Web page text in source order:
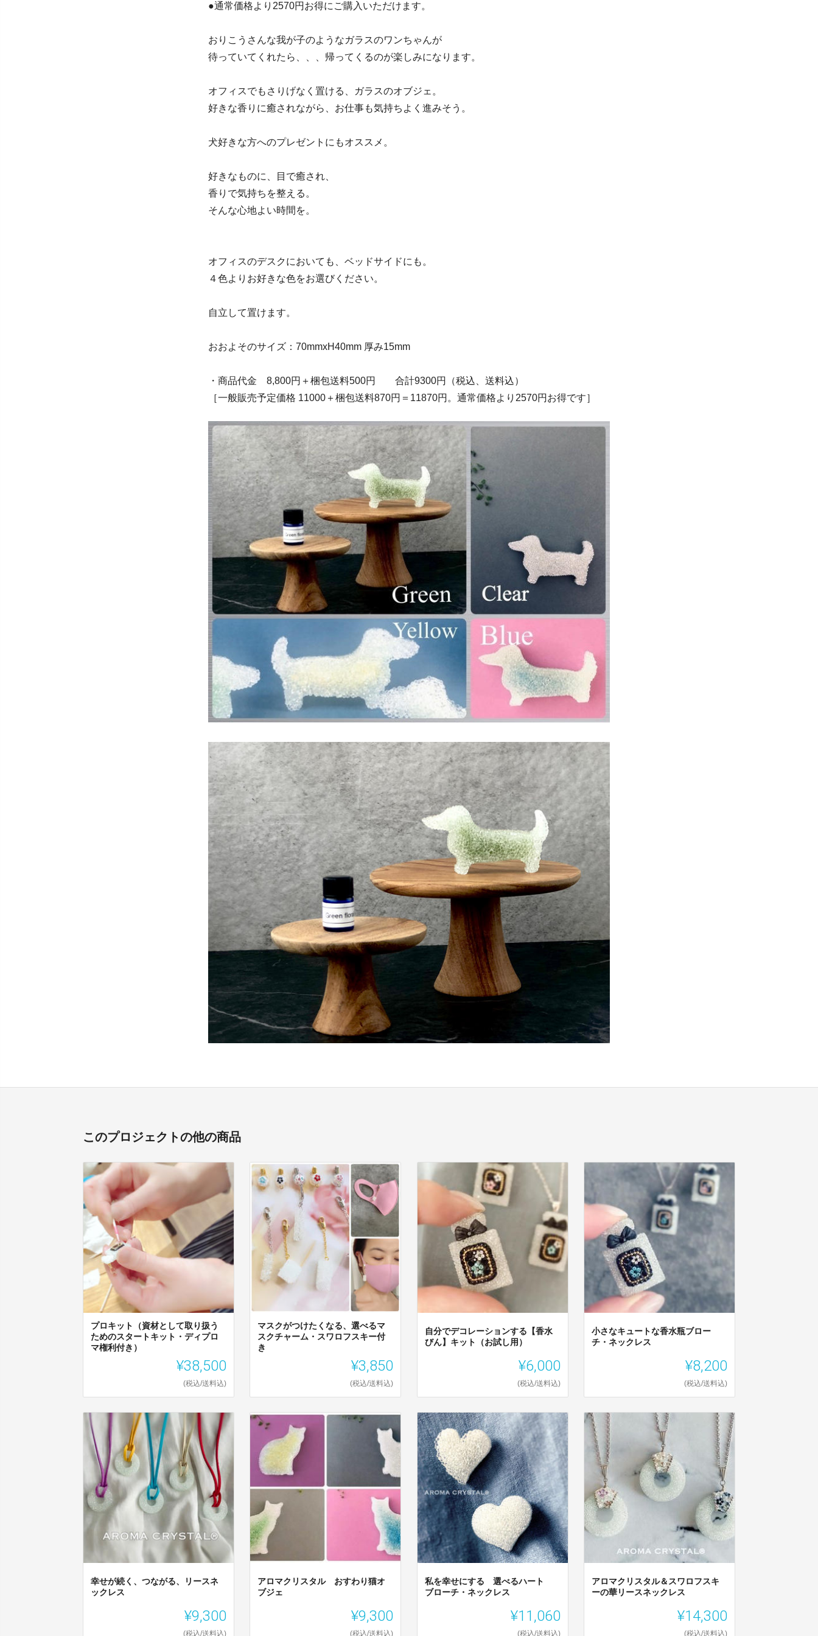
●通常価格より2570円お得にご購入いただけます。
おりこうさんな我が子のようなガラスのワンちゃんが
待っていてくれたら、、、帰ってくるのが楽しみになります。
オフィスでもさりげなく置ける、ガラスのオブジェ。
好きな香りに癒されながら、お仕事も気持ちよく進みそう。
犬好きな方へのプレゼントにもオススメ。
好きなものに、目で癒され、
香りで気持ちを整える。
そんな心地よい時間を。
オフィスのデスクにおいても、ベッドサイドにも。
４色よりお好きな色をお選びください。
自立して置けます。
おおよそのサイズ：70mmxH40mm 厚み15mm
・商品代金 8,800円＋梱包送料500円 合計9300円（税込、送料込）
［一般販売予定価格 11000＋梱包送料870円＝11870円。通常価格より2570円お得です］
このプロジェクトの他の商品
プロキット（資材として取り扱う
ためのスタートキット・ディプロ
マ権利付き）
¥38,500
(税込/送料込)
マスクがつけたくなる、選べるマ
スクチャーム・スワロフスキー付
き
¥3,850
(税込/送料込)
自分でデコレーションする【香水
びん】キット（お試し用）
¥6,000
(税込/送料込)
小さなキュートな香水瓶ブロー
チ・ネックレス
¥8,200
(税込/送料込)
幸せが続く、つながる、リースネ
ックレス
¥9,300
(税込/送料込)
アロマクリスタル おすわり猫オ
ブジェ
¥9,300
(税込/送料込)
私を幸せにする 選べるハート
ブローチ・ネックレス
¥11,060
(税込/送料込)
アロマクリスタル＆スワロフスキ
ーの華リースネックレス
¥14,300
(税込/送料込)